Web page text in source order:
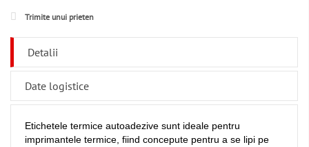
Trimite unui prieten
Detalii
Date logistice
Etichetele termice autoadezive sunt ideale pentru
imprimantele termice, fiind concepute pentru a se lipi pe